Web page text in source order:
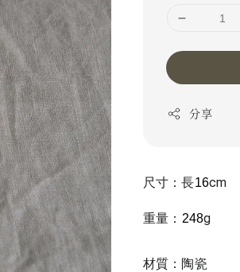
分享
尺寸：長16cm
重量： 248g
材質：陶瓷